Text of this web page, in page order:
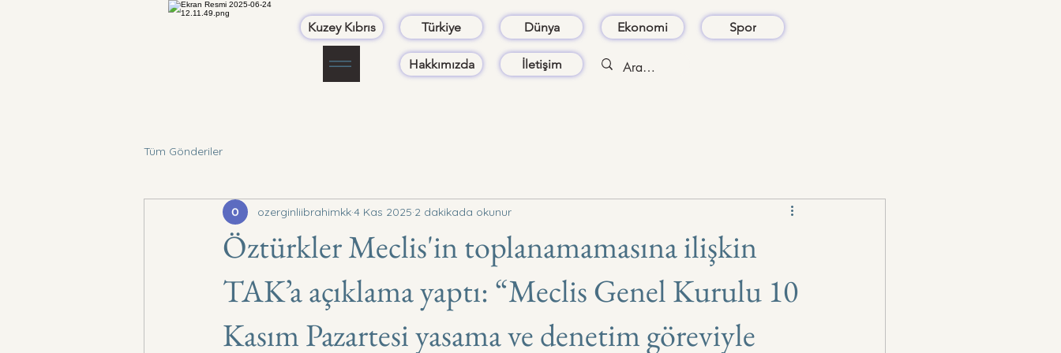
Kuzey Kıbrıs Türkiye
Hakkımızda
Dünya
İletişim
Ekonomi Spor
Tüm Gönderiler
Öztürkler Meclis'in toplanamamasına ilişkin
TAK’a açıklama yaptı: “Meclis Genel Kurulu 10
Kasım Pazartesi yasama ve denetim göreviyle
ozerginliibrahimkk4 Kas 2025 2 dakikada okunur